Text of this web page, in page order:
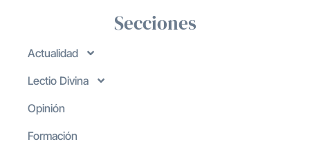
Secciones
Actualidad
Lectio Divina
Opinión
Formación